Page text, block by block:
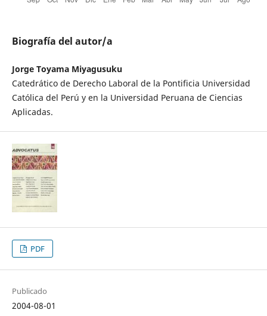
Biografía del autor/a
Jorge Toyama Miyagusuku
Catedrático de Derecho Laboral de la Pontificia Universidad
Católica del Perú y en la Universidad Peruana de Ciencias
Aplicadas.
PDF
Publicado
2004-08-01